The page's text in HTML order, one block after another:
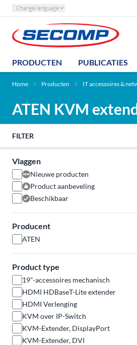
Change language
PRODUCTEN PUBLICATIES
Home Producten IT accessoires &
ATEN KVM
FILTER
Vlaggen
Nieuwe producten
Product aanbeveling
Beschikbaar
Producent
ATEN
Product type
19"-accessoires mechanisch
HDMI HDBaseT-Lite extender
HDMI Verlenging
KVM over IP-Switch
KVM-Extender, DisplayPort
KVM-Extender, DVI